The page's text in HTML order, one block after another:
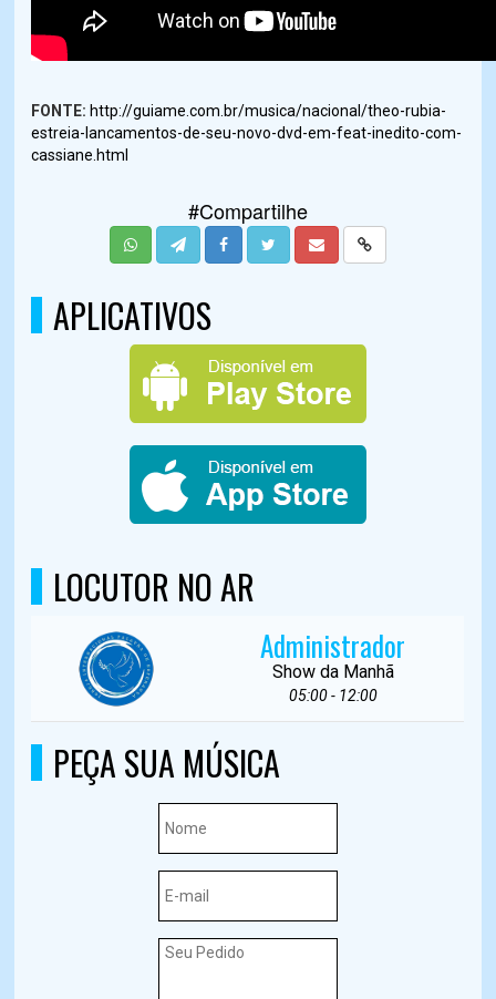
FONTE: http://guiame.com.br/musica/nacional/theo-rubia-
estreia-lancamentos-de-seu-novo-dvd-em-feat-inedito-com-
cassiane.html
#Compartilhe
APLICATIVOS
LOCUTOR NO AR
Administrador
Show da Manhã
05:00 - 12:00
PEÇA SUA MÚSICA